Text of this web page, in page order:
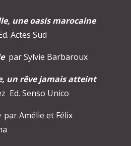
une oasis marocaine
Actes Sud
par Sylvie Barbaroux
un rêve jamais atteint
Ed. Senso Unico
par Amélie et Félix